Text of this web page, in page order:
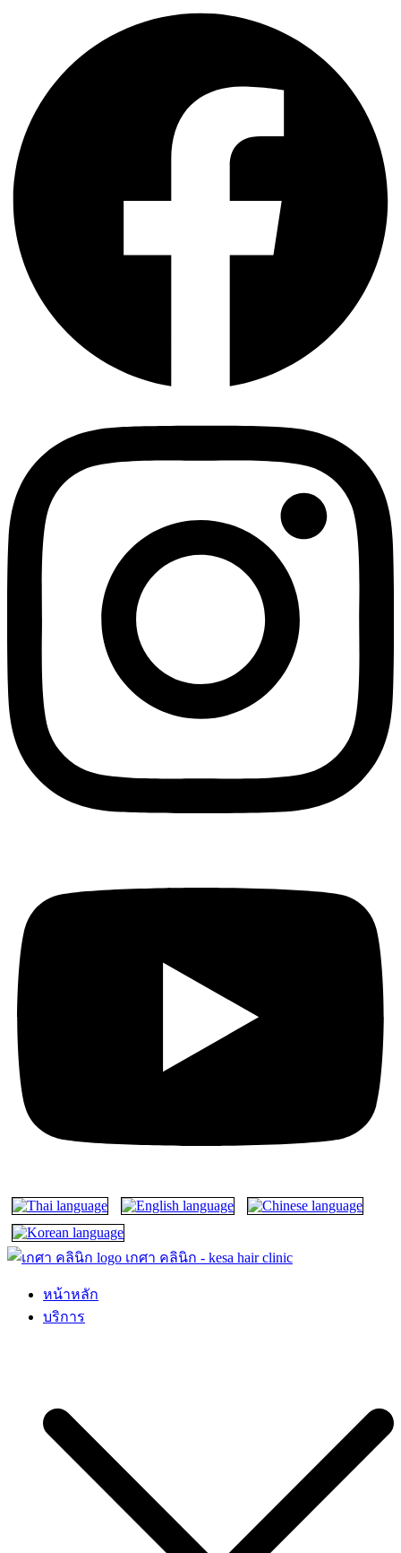
เกศา คลินิก – kesa hair clinic
kesa hair ปลูกผม ปลูกคิ้ว รักษาผมร่วง ผมบาง
หน้าหลัก
บริการ